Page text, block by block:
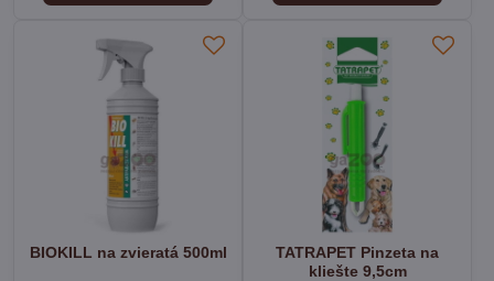
BIOKILL na zvieratá 500ml
TATRAPET Pinzeta na
kliešte 9,5cm